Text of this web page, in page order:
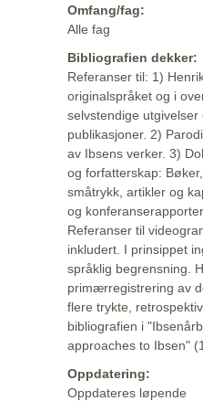
Omfang/fag:
Alle fag
Bibliografien dekker:
Referanser til: 1)
originalspråket og i
selvstendige
publikasjoner. 2)
av Ibsens verker. 3)
og forfatterskap:
småtrykk, artikler og
og
Referanser til
inkludert. I prinsippet
språklig begrensning.
primærregistrering av
flere trykte,
bibliografien i
approaches to Ibsen"
Oppdatering:
Oppdateres løpende